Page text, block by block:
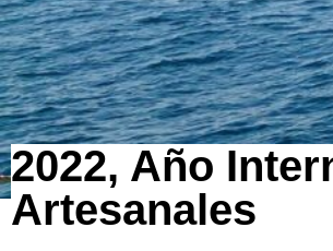
2022, Año
Artesanales